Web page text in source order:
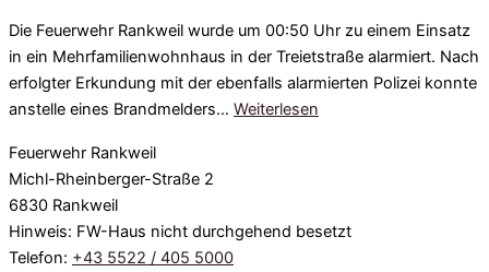
Die Feuerwehr Rankweil wurde um 00:50 Uhr zu einem Einsatz
in ein Mehrfamilienwohnhaus in der Treietstraße alarmiert. Nach
erfolgter Erkundung mit der ebenfalls alarmierten Polizei konnte
anstelle eines Brandmelders… Weiterlesen
Feuerwehr Rankweil
Michl-Rheinberger-Straße 2
6830 Rankweil
Hinweis: FW-Haus nicht durchgehend besetzt
Telefon: +43 5522 / 405 5000